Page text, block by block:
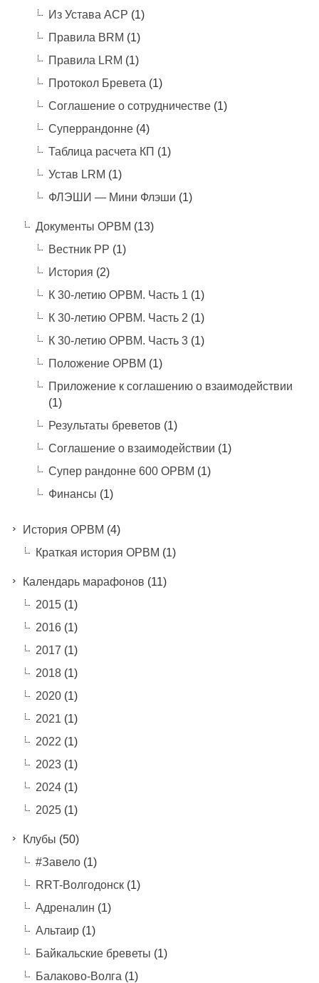
Из Устава АСР (1)
Правила BRM (1)
Правила LRM (1)
Протокол Бревета (1)
Соглашение о сотрудничестве(1)
Суперрандонне(4)
Таблица расчета КП (1)
Устав LRM (1)
ФЛЭШИ — Мини Флэши (1)
Документы ОРВМ (13)
Вестник РР (1)
История (2)
К 30-летию ОРВМ. Часть 1 (1)
К 30-летию ОРВМ. Часть 2 (1)
К 30-летию ОРВМ. Часть 3(1)
Положение ОРВМ (1)
Приложение к соглашению о взаимодействии
(1)
Результаты бреветов (1)
Соглашение о взаимодействии (1)
Супер рандонне 600 ОРВМ (1)
Финансы (1)
История ОРВМ (4)
Краткая история ОРВМ (1)
Календарь марафонов (11)
2015(1)
2016(1)
2017 (1)
2018(1)
2020(1)
2021 (1)
2022 (1)
2023(1)
2024(1)
2025(1)
Клубы (50)
#Завело(1)
RRT-Волгодонск(1)
Адреналин (1)
Альтаир(1)
Байкальские бреветы (1)
Балаково-Волга (1)